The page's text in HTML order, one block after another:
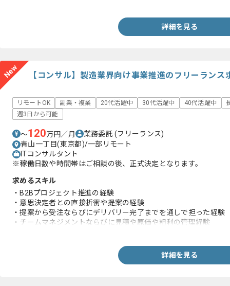
詳細を見る
New 【コンサル】製造業界向け事業推進のフリーランス
リモートOK 副業・複業 20代活躍中 30代活躍中 40代活躍中
週3日から可能
〜120万円／月 業務委託(フリーランス)
青山一丁目(東京都)/一部リモート
ITコンサルタント
※稼働日数や時間帯はご相談の後、正式決定となります。
求めるスキル
・B2Bプロジェクト推進の経験
・意思決定者との直接折衝や提案の経験
・提案から受注ならびにデリバリー完了までを通しで担った経験
・チームマネジメントならびに見積や原価や粗利の管理経験
詳細を見る